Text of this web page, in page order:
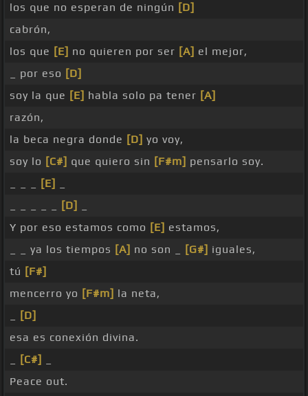
los que no esperan de ningún [D]
cabrón,
los que [E] no quieren por ser [A] el mejor,
_ por eso [D]
soy la que [E] habla solo pa tener [A]
razón,
la beca negra donde [D] yo voy,
soy lo [C#] que quiero sin [F#m] pensarlo soy.
[E]
[D]
Y por eso estamos como [E] estamos,
_ _ ya los tiempos [A] no son _ [G#] iguales,
tú [F#]
mencerro yo [F#m] la neta,
[D]
esa es conexión divina.
[C#]
Peace out.